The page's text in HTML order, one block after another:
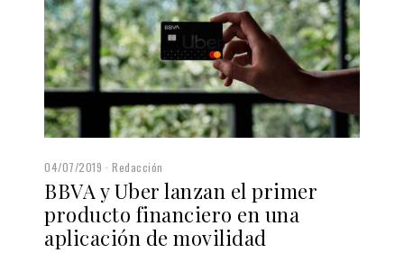
04/07/2019 Redacción
BBVA y Uber lanzan el primer
producto financiero en una
aplicación de movilidad